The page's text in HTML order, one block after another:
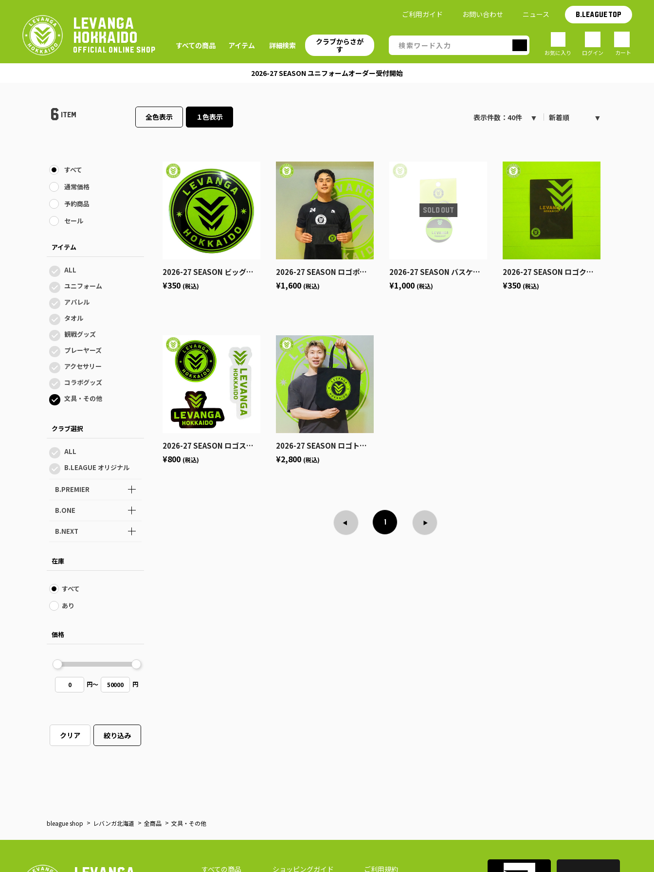
LEVANGA
HOKKAIDO
OFFICIAL ONLINE SHOP すべての商品 アイテム 詳細検索
クラブからさが
す
ご利用ガイド お問い合わせ ニュース B.LEAGUE TOP
お気に入り ログイン カート
2026-27 SEASON ユニフォームオーダー受付開始
6 ITEM 全色表示 １色表示 表示件数：40件 新着順
すべて
通常価格
予約商品
セール
アイテム
ALL
ユニフォーム
アパレル
タオル
観戦グッズ
プレーヤーズ
アクセサリー
コラボグッズ
文具・その他
クラブ選択
ALL
B.LEAGUE オリジナル
B.PREMIER
B.ONE
B.NEXT
在庫
すべて
あり
価格
0 円～ 50000 円
クリア 絞り込み
2026-27 SEASON ビッグロゴ缶バッジ
¥350 (税込)
2026-27 SEASON ロゴポーチ
¥1,600 (税込)
2026-27 SEASON バスケットボールキーホルダー
¥1,000 (税込)
2026-27 SEASON ロゴクリアファイル（箔プリント）
¥350 (税込)
2026-27 SEASON ロゴステッカーセット
¥800 (税込)
2026-27 SEASON ロゴトートバッグ
¥2,800 (税込)
1
bleague shop レバンガ北海道 全商品 文具・その他
すべての商品 ショッピングガイド ご利用規約